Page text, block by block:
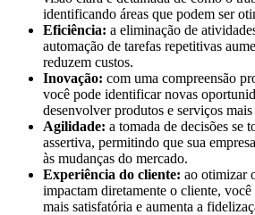
identificando áreas que podem ser
Eficiência: a eliminação de
automação de tarefas repetitivas
reduzem custos.
Inovação: com uma compreensão
você pode identificar novas
desenvolver produtos e serviços
Agilidade: a tomada de decisões se
assertiva, permitindo que sua
às mudanças do mercado.
Experiência do cliente: ao otimizar
impactam diretamente o cliente,
mais satisfatória e aumenta a